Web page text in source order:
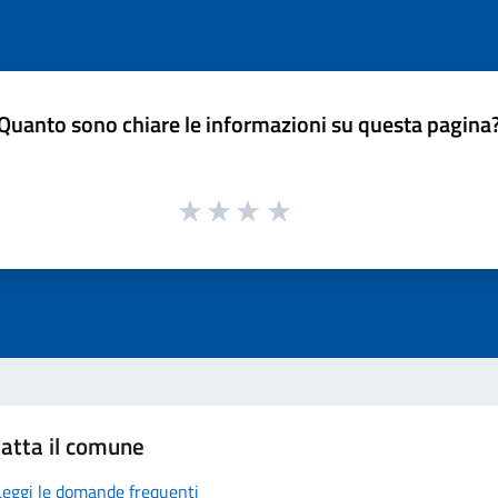
sono chiare le informazioni su questa
il comune
le domande frequenti